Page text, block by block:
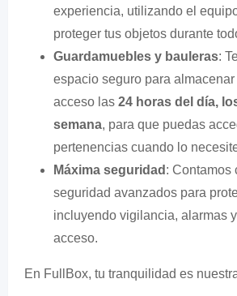
experiencia, utilizando el
proteger tus objetos durante
Guardamuebles y bauleras:
espacio seguro para
acceso las 24 horas del día,
semana, para que puedas
pertenencias cuando lo
Máxima seguridad : Contamos
seguridad avanzados para
incluyendo vigilancia, alarmas
acceso.
En FullBox, tu tranquilidad es